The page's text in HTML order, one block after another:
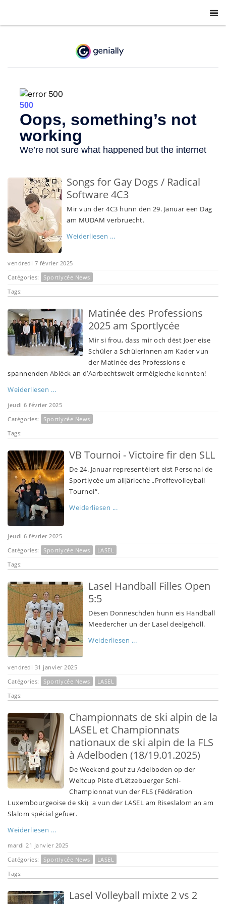
Songs for Gay Dogs / Radical
Software 4C3
Mir vun der 4C3 hunn den 29. Januar een Dag
am MUDAM verbruecht.
Weiderliesen ...
vendredi 7 février 2025
Catégories:
Sportlycée News
Tags:
Matinée des Professions
2025 am Sportlycée
Mir si frou, dass mir och dëst Joer eise
Schüler a Schülerinnen am Kader vun
der Matinée des Professions e
spannenden Abléck an d’Aarbechtswelt erméigleche konnten!
Weiderliesen ...
jeudi 6 février 2025
Catégories:
Sportlycée News
Tags:
VB Tournoi - Victoire fir den SLL
De 24. Januar representéiert eist Personal de
Sportlycée um alljärleche „Proffevolleyball-
Tournoi“.
Weiderliesen ...
jeudi 6 février 2025
Catégories:
Sportlycée News
LASEL
Tags:
Lasel Handball Filles Open
5:5
Dësen Donneschden hunn eis Handball
Meedercher un der Lasel deelgeholl.
Weiderliesen ...
vendredi 31 janvier 2025
Catégories:
Sportlycée News
LASEL
Tags:
Championnats de ski alpin de la
LASEL et Championnats
nationaux de ski alpin de la FLS
à Adelboden (18/19.01.2025)
De Weekend gouf zu Adelboden op der
Weltcup Piste d’Lëtzebuerger Schi-
Championnat vun der FLS (Fédération
Luxembourgeoise de ski) a vun der LASEL am Riseslalom an am
Slalom spécial gefuer.
Weiderliesen ...
mardi 21 janvier 2025
Catégories:
Sportlycée News
LASEL
Tags:
Lasel Volleyball mixte 2 vs 2